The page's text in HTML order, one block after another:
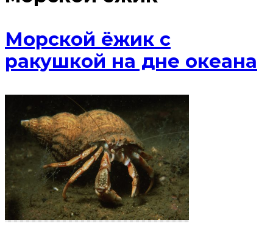
Морской ёжик с
ракушкой на дне океана